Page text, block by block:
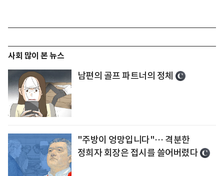
사회 많이 본 뉴스
남편의 골프 파트너의 정체
"주방이 엉망입니다"… 격분한
정희자 회장은 접시를 쓸어버렸다